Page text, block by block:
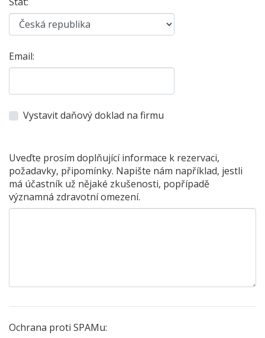
Email:
Vystavit daňový doklad na firmu
Uveďte prosím doplňující informace k rezervaci,
požadavky, připomínky. Napište nám například, jestli
má účastník už nějaké zkušenosti, popřípadě
významná zdravotní omezení.
Ochrana proti SPAMu: